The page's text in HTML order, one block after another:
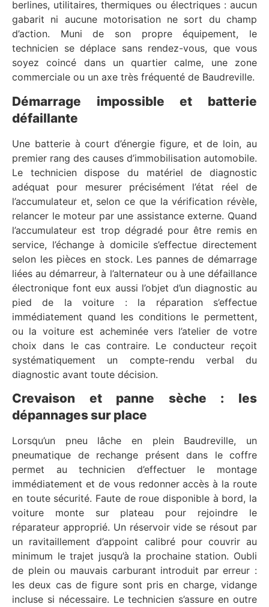
berlines, utilitaires, thermiques ou électriques : aucun
gabarit ni aucune motorisation ne sort du champ
d’action. Muni de son propre équipement, le
technicien se déplace sans rendez-vous, que vous
soyez coincé dans un quartier calme, une zone
commerciale ou un axe très fréquenté de Baudreville.
Démarrage impossible et batterie
défaillante
Une batterie à court d’énergie figure, et de loin, au
premier rang des causes d’immobilisation automobile.
Le technicien dispose du matériel de diagnostic
adéquat pour mesurer précisément l’état réel de
l’accumulateur et, selon ce que la vérification révèle,
relancer le moteur par une assistance externe. Quand
l’accumulateur est trop dégradé pour être remis en
service, l’échange à domicile s’effectue directement
selon les pièces en stock. Les pannes de démarrage
liées au démarreur, à l’alternateur ou à une défaillance
électronique font eux aussi l’objet d’un diagnostic au
pied de la voiture : la réparation s’effectue
immédiatement quand les conditions le permettent,
ou la voiture est acheminée vers l’atelier de votre
choix dans le cas contraire. Le conducteur reçoit
systématiquement un compte-rendu verbal du
diagnostic avant toute décision.
Crevaison et panne sèche : les
dépannages sur place
Lorsqu’un pneu lâche en plein Baudreville, un
pneumatique de rechange présent dans le coffre
permet au technicien d’effectuer le montage
immédiatement et de vous redonner accès à la route
en toute sécurité. Faute de roue disponible à bord, la
voiture monte sur plateau pour rejoindre le
réparateur approprié. Un réservoir vide se résout par
un ravitaillement d’appoint calibré pour couvrir au
minimum le trajet jusqu’à la prochaine station. Oubli
de plein ou mauvais carburant introduit par erreur :
les deux cas de figure sont pris en charge, vidange
incluse si nécessaire. Le technicien s’assure en outre